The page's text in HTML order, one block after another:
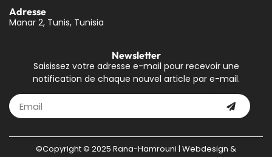
Adresse
Manar 2, Tunis, Tunisia
Newsletter
Saisissez votre adresse e-mail pour recevoir une
notification de chaque nouvel article par e-mail.
©Copyright © 2025 Rana-Hamrouni | Webdesign &